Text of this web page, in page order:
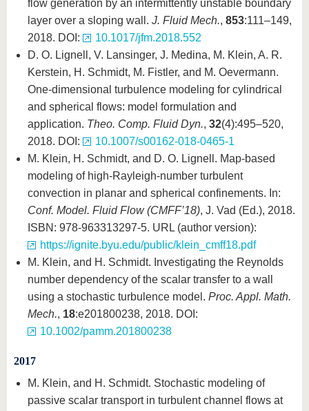
flow generation by an intermittently unstable boundary
layer over a sloping wall. J. Fluid Mech., 853:111–149,
2018. DOI:
10.1017/jfm.2018.552
D. O. Lignell, V. Lansinger, J. Medina, M. Klein, A. R.
Kerstein, H. Schmidt, M. Fistler, and M. Oevermann.
One-dimensional turbulence modeling for cylindrical
and spherical flows: model formulation and
application. Theo. Comp. Fluid Dyn., 32(4):495–520,
2018. DOI:
10.1007/s00162-018-0465-1
M. Klein, H. Schmidt, and D. O. Lignell. Map-based
modeling of high-Rayleigh-number turbulent
convection in planar and spherical confinements. In:
Conf. Model. Fluid Flow (CMFF’18), J. Vad (Ed.), 2018.
ISBN: 978-963313297-5. URL (author version):
https://ignite.byu.edu/public/klein_cmff18.pdf
M. Klein, and H. Schmidt. Investigating the Reynolds
number dependency of the scalar transfer to a wall
using a stochastic turbulence model. Proc. Appl. Math.
Mech., 18:e201800238, 2018. DOI:
10.1002/pamm.201800238
2017
M. Klein, and H. Schmidt. Stochastic modeling of
passive scalar transport in turbulent channel flows at